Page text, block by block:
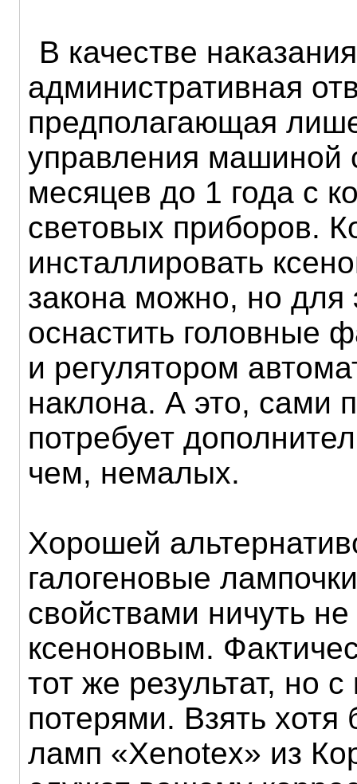
В качестве
административная
предполагающая
управления машиной
месяцев до 1 года с
световых приборов.
инсталлировать
закона можно, но для
оснастить головные
и регулятором
наклона. А это, сами
потребует
чем, немалых.
Хорошей
галогеновые
свойствами ничуть
ксеноновым.
тот же результат, но
потерями. Взять
ламп «Xenotex» из